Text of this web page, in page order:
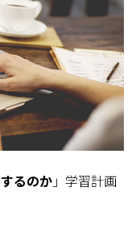
るのか 」学習計画